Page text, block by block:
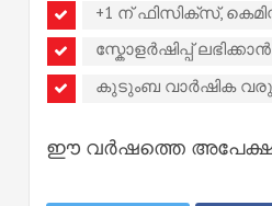
+1 ന് ഫിസിക്സ്,
സ്കോളർഷിപ്പ്
കുടുംബ വാർഷിക
ഈ വർഷത്തെ അപേക്ഷ